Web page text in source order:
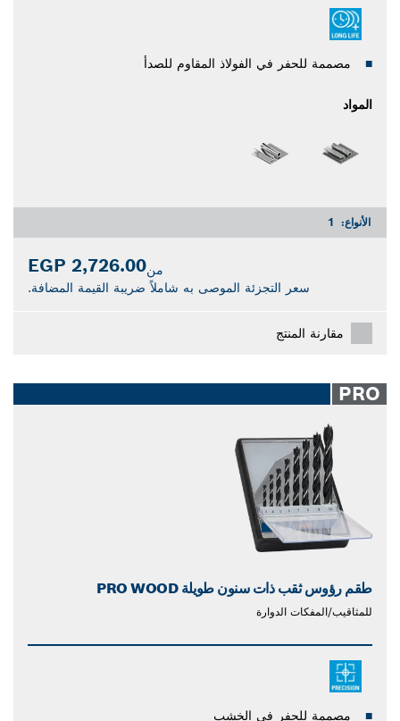
مصممة للحفر في الفولاذ المقاوم للصدأ
المواد
الأنواع: 1
من2,726.00 EGP
سعر التجزئة الموصى به شاملاً ضريبة القيمة المضافة.
مقارنة المنتج
PRO
طقم رؤوس ثقب ذات سنون طويلة PRO WOOD
للمثاقيب/المفكات الدوارة
مصممة للحفر في الخشب